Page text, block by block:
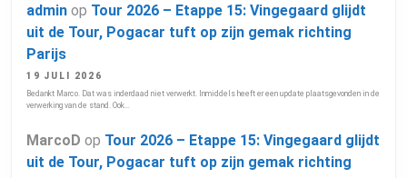
admin op Tour 2026 – Etappe 15: Vingegaard glijdt
uit de Tour, Pogacar tuft op zijn gemak richting
Parijs
19 JULI 2026
Bedankt Marco. Dat was inderdaad niet verwerkt. Inmiddels heeft er een update plaatsgevonden in de
verwerking van de stand. Ook…
MarcoD op Tour 2026 – Etappe 15: Vingegaard glijdt
uit de Tour, Pogacar tuft op zijn gemak richting